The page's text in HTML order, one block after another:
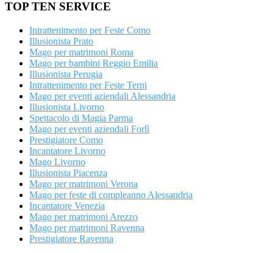
TOP TEN SERVICE
Intrattenimento per Feste Como
Illusionista Prato
Mago per matrimoni Roma
Mago per bambini Reggio Emilia
Illusionista Perugia
Intrattenimento per Feste Terni
Mago per eventi aziendali Alessandria
Illusionista Livorno
Spettacolo di Magia Parma
Mago per eventi aziendali Forlì
Prestigiatore Como
Incantatore Livorno
Mago Livorno
Illusionista Piacenza
Mago per matrimoni Verona
Mago per feste di compleanno Alessandria
Incantatore Venezia
Mago per matrimoni Arezzo
Mago per matrimoni Ravenna
Prestigiatore Ravenna